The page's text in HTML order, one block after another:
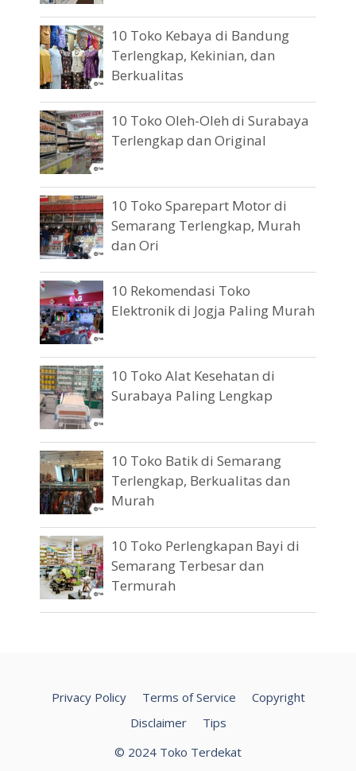
10 Toko Kebaya di Bandung
Terlengkap, Kekinian, dan
Berkualitas
10 Toko Oleh-Oleh di Surabaya
Terlengkap dan Original
10 Toko Sparepart Motor di
Semarang Terlengkap, Murah
dan Ori
10 Rekomendasi Toko
Elektronik di Jogja Paling Murah
10 Toko Alat Kesehatan di
Surabaya Paling Lengkap
10 Toko Batik di Semarang
Terlengkap, Berkualitas dan
Murah
10 Toko Perlengkapan Bayi di
Semarang Terbesar dan
Termurah
Privacy Policy Terms of Service
Copyright
Disclaimer
Tips
© 2024 Toko Terdekat